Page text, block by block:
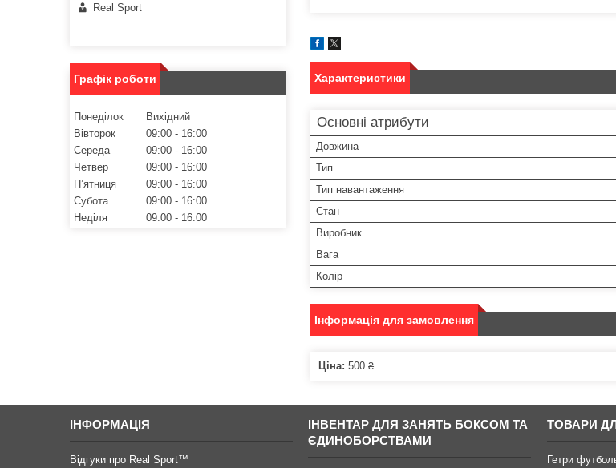
Характеристики
Основні атрибути
Довжина
Тип
Тип навантаження
Стан
Виробник
Вага
Колір
Інформація для замовлення
Ціна: 500 ₴
Real Sport
Графік роботи
Понеділок
Вихідний
Вівторок
09:00
16:00
Середа
09:00
16:00
Четвер
09:00
16:00
Пʼятниця
09:00
16:00
Субота
09:00
16:00
Неділя
09:00 16:00
ІНФОРМАЦІЯ
Відгуки про Real Sport™
ІНВЕНТАР ДЛЯ ЗАНЯТЬ БОКСОМ ТА
ЄДИНОБОРСТВАМИ
ТОВАРИ
Гетри